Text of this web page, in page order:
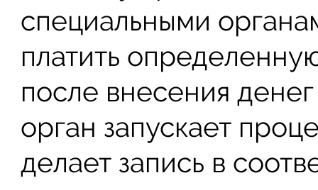
специальными
платить
после внесения
орган запускает
делает запись в